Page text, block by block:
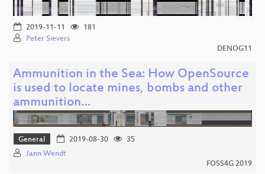
2019-11-11
181
Peter Sievers
DENOG11
Ammunition in the Sea: How OpenSource
is used to locate mines, bombs and other
ammunition…
General 2019-08-30
35
Jann Wendt
FOSS4G 2019